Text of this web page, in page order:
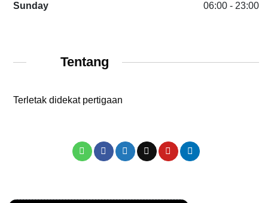
Sunday 06:00 - 23:00
Tentang
Terletak didekat pertigaan